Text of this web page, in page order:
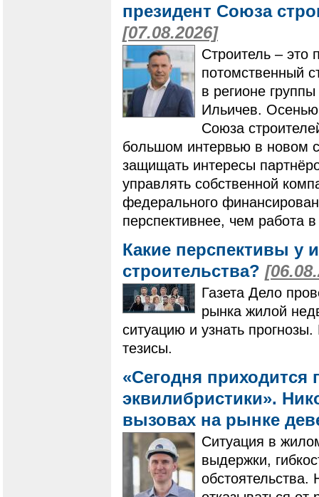
президент Союза
[07.08.2026]
Строитель – это
потомственный
в регионе
Ильичев.
Союза
большом интервью в новом
защищать интересы
управлять собственной
федерального
перспективнее, чем работа в
Какие перспективы у
строительства?
Газета Дело
рынка жилой
ситуацию и узнать
тезисы.
«Сегодня приходится
эквилибристики».
вызовах на рынке
Ситуация в
выдержки,
обстоятельства.